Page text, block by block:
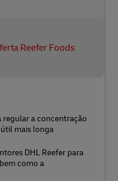
Reefer Foods
a concentração
mais longa
DHL Reefer para
como a